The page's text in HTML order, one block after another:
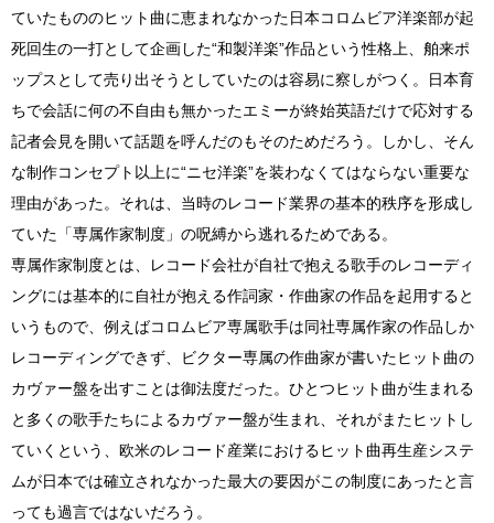
ていたもののヒット曲に恵まれなかった日本コロムビア洋楽部が起
死回生の一打として企画した“和製洋楽”作品という性格上、舶来ポ
ップスとして売り出そうとしていたのは容易に察しがつく。日本育
ちで会話に何の不自由も無かったエミーが終始英語だけで応対する
記者会見を開いて話題を呼んだのもそのためだろう。しかし、そん
な制作コンセプト以上に“ニセ洋楽”を装わなくてはならない重要な
理由があった。それは、当時のレコード業界の基本的秩序を形成し
ていた「専属作家制度」の呪縛から逃れるためである。
専属作家制度とは、レコード会社が自社で抱える歌手のレコーディ
ングには基本的に自社が抱える作詞家・作曲家の作品を起用すると
いうもので、例えばコロムビア専属歌手は同社専属作家の作品しか
レコーディングできず、ビクター専属の作曲家が書いたヒット曲の
カヴァー盤を出すことは御法度だった。ひとつヒット曲が生まれる
と多くの歌手たちによるカヴァー盤が生まれ、それがまたヒットし
ていくという、欧米のレコード産業におけるヒット曲再生産システ
ムが日本では確立されなかった最大の要因がこの制度にあったと言
っても過言ではないだろう。